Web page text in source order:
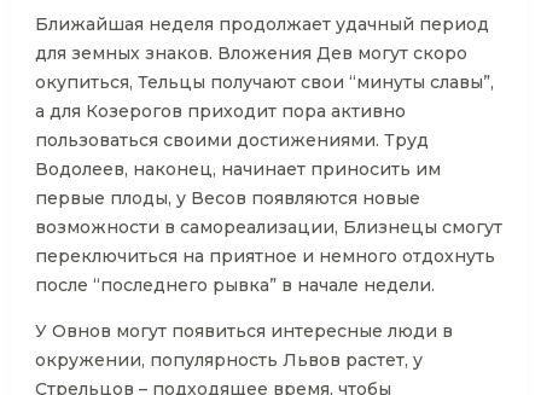
Ближайшая неделя продолжает удачный период
для земных знаков. Вложения Дев могут скоро
окупиться, Тельцы получают свои “минуты славы”,
а для Козерогов приходит пора активно
пользоваться своими достижениями. Труд
Водолеев, наконец, начинает приносить им
первые плоды, у Весов появляются новые
возможности в самореализации, Близнецы смогут
переключиться на приятное и немного отдохнуть
после “последнего рывка” в начале недели.
У Овнов могут появиться интересные люди в
окружении, популярность Львов растет, у
Стрельцов – подходящее время, чтобы